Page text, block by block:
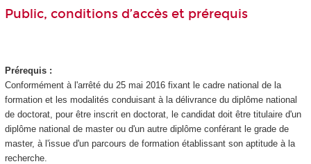
Public, conditions d’accès et prérequis
Prérequis :
Conformément à l'arrêté du 25 mai 2016 fixant le cadre national de la
formation et les modalités conduisant à la délivrance du diplôme national
de doctorat, pour être inscrit en doctorat, le candidat doit être titulaire d'un
diplôme national de master ou d'un autre diplôme conférant le grade de
master, à l'issue d'un parcours de formation établissant son aptitude à la
recherche.